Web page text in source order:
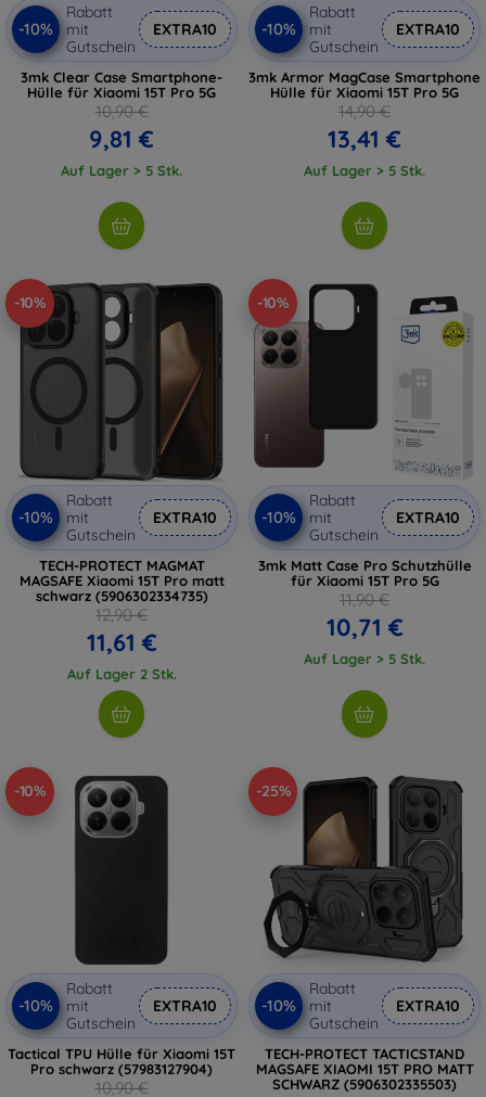
-10%
Rabatt
mit
Gutschein
EXTRA10
3mk Clear Case Smartphone-
Hülle für Xiaomi 15T Pro 5G
10,90 €
9,81 €
Auf Lager > 5 Stk.
-10%
Rabatt
mit
Gutschein
EXTRA10
3mk Armor MagCase Smartphone
Hülle für Xiaomi 15T Pro 5G
14,90 €
13,41 €
Auf Lager > 5 Stk.
-10%
-10%
Rabatt
mit
Gutschein
EXTRA10
TECH-PROTECT MAGMAT
MAGSAFE Xiaomi 15T Pro matt
schwarz (5906302334735)
12,90 €
11,61 €
Auf Lager 2 Stk.
-10%
-10%
Rabatt
mit
Gutschein
EXTRA10
3mk Matt Case Pro Schutzhülle
für Xiaomi 15T Pro 5G
11,90 €
10,71 €
Auf Lager > 5 Stk.
-10%
-10%
Rabatt
mit
Gutschein
EXTRA10
Tactical TPU Hülle für Xiaomi 15T
Pro schwarz (57983127904)
10,90 €
-25%
-10%
Rabatt
mit
Gutschein
EXTRA10
TECH-PROTECT TACTICSTAND
MAGSAFE XIAOMI 15T PRO MATT
SCHWARZ (5906302335503)